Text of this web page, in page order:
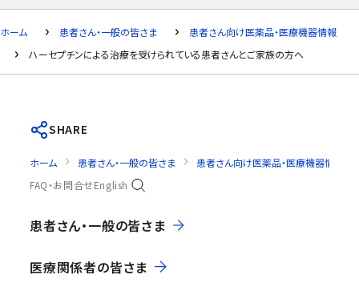
ホーム 患者さん・一般の皆さま
患者さん向け医薬品・医療機器情報
ハーセプチンによる治療を受けられている患者さんとご家族の方へ
SHARE
ホーム 患者さん・一般の皆さま
患者さん向け医薬品・医療機器情報
FAQ・お問合せEnglish
患者さん・一般の皆さま
医療関係者の皆さま